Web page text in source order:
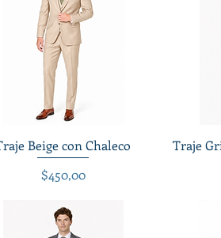
Vista rápida
Beige con Chaleco
Precio
$450,00
Traje